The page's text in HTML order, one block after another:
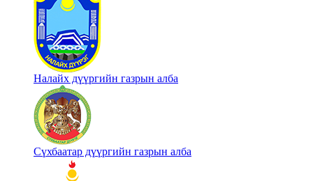
Налайх дүүргийн газрын алба
Сүхбаатар дүүргийн газрын алба